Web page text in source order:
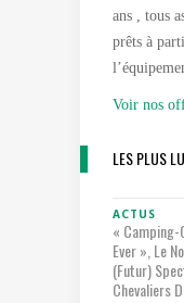
ans , tous
prêts à
Voir nos
LES PLUS
ACTUS
« Camping-
Ever », Le
(futur)
Chevaliers